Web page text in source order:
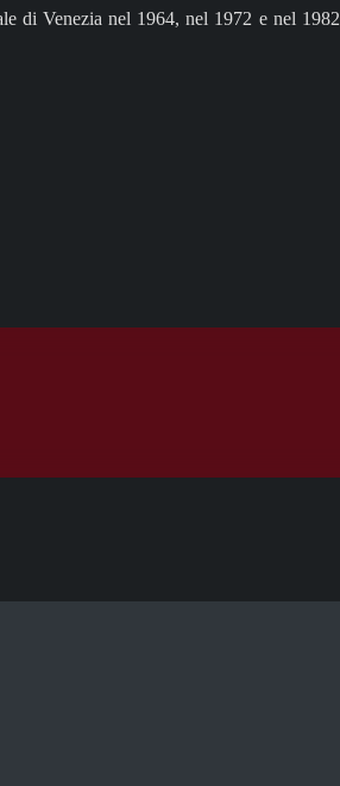
di Venezia nel 1964, nel 1972 e nel 1982